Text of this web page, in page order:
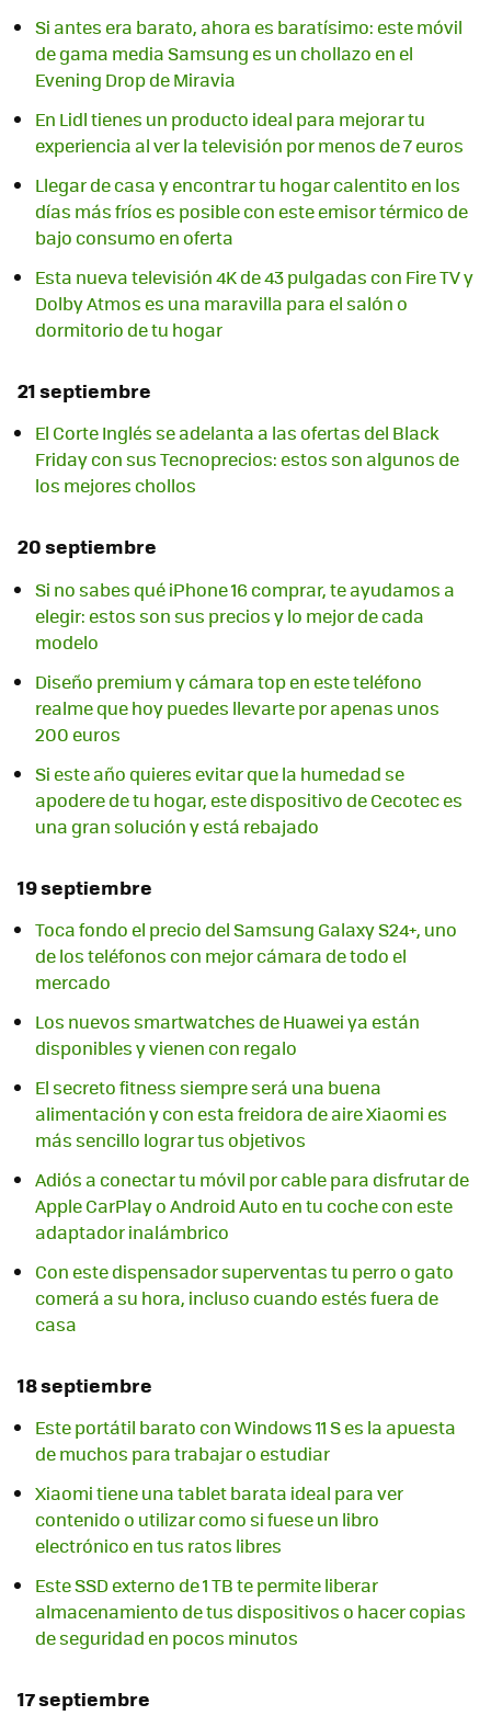
Si antes era barato, ahora es baratísimo: este móvil
de gama media Samsung es un chollazo en el
Evening Drop de Miravia
En Lidl tienes un producto ideal para mejorar tu
experiencia al ver la televisión por menos de 7 euros
Llegar de casa y encontrar tu hogar calentito en los
días más fríos es posible con este emisor térmico de
bajo consumo en oferta
Esta nueva televisión 4K de 43 pulgadas con Fire TV y
Dolby Atmos es una maravilla para el salón o
dormitorio de tu hogar
21 septiembre
El Corte Inglés se adelanta a las ofertas del Black
Friday con sus Tecnoprecios: estos son algunos de
los mejores chollos
20 septiembre
Si no sabes qué iPhone 16 comprar, te ayudamos a
elegir: estos son sus precios y lo mejor de cada
modelo
Diseño premium y cámara top en este teléfono
realme que hoy puedes llevarte por apenas unos
200 euros
Si este año quieres evitar que la humedad se
apodere de tu hogar, este dispositivo de Cecotec es
una gran solución y está rebajado
19 septiembre
Toca fondo el precio del Samsung Galaxy S24+, uno
de los teléfonos con mejor cámara de todo el
mercado
Los nuevos smartwatches de Huawei ya están
disponibles y vienen con regalo
El secreto fitness siempre será una buena
alimentación y con esta freidora de aire Xiaomi es
más sencillo lograr tus objetivos
Adiós a conectar tu móvil por cable para disfrutar de
Apple CarPlay o Android Auto en tu coche con este
adaptador inalámbrico
Con este dispensador superventas tu perro o gato
comerá a su hora, incluso cuando estés fuera de
casa
18 septiembre
Este portátil barato con Windows 11 S es la apuesta
de muchos para trabajar o estudiar
Xiaomi tiene una tablet barata ideal para ver
contenido o utilizar como si fuese un libro
electrónico en tus ratos libres
Este SSD externo de 1 TB te permite liberar
almacenamiento de tus dispositivos o hacer copias
de seguridad en pocos minutos
17 septiembre